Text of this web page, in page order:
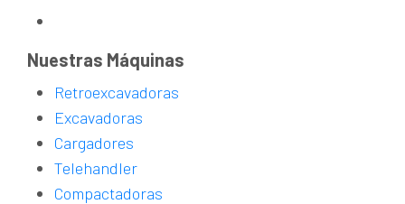
Nuestras Máquinas
Retroexcavadoras
Excavadoras
Cargadores
Telehandler
Compactadoras